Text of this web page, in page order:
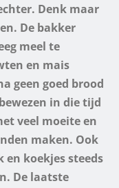
Denk maar
De bakker
meel te
en mais
geen goed brood
in die tijd
veel moeite en
maken. Ook
en koekjes steeds
De laatste